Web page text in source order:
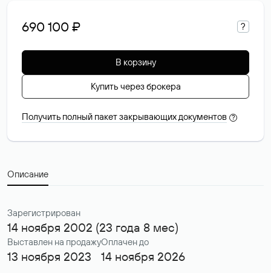
690 100 ₽ ?
В корзину
Купить через брокера
Получить полный пакет закрывающих документов ?
Описание
Зарегистрирован
14 ноября 2002 (23 года 8 мес)
Выставлен на продажу
13 ноября 2023
Оплачен до
14 ноября 2026